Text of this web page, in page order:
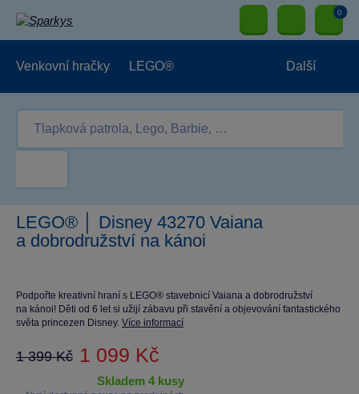
0
Venkovní hračky LEGO® Další
LEGO® │ Disney 43270 Vaiana
a dobrodružství na kánoi
Podpořte kreativní hraní s LEGO® stavebnicí Vaiana a dobrodružství
na kánoi! Děti od 6 let si užijí zábavu při stavění a objevování fantastického
světa princezen Disney. Více informací
1 399 Kč 1 099 Kč
skladem 4 kusy